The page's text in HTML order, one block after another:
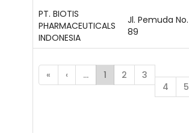
« ‹ ... 1 2
3
4
5
PT. BIOTIS
PHARMACEUTICALS
INDONESIA
Jl. Pemuda No.
89